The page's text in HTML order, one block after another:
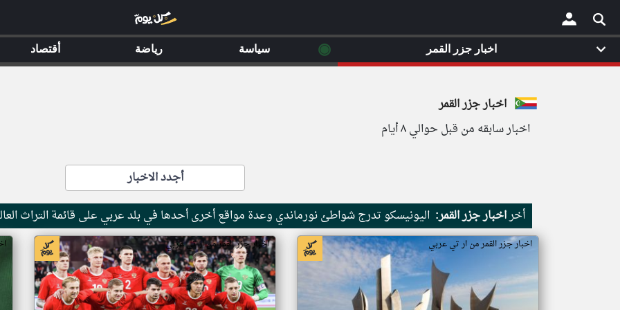
×
اخبار جزر القمر
اخبار سابقه من قبل حوالي ٨ أيام
أجدد الاخبار
أخراخبار جزر القمر: اليونيسكو تدرج شواطئ نورماندي وعدة مواقع أخرى أحدها في بلد عربي على قائمة التراث
اخبار جزر القمر من ار تي عربي اخبار جزر القمر من ار تي عربي
اخبار جزر القمر ◉ سياسة رياضة أقتصاد